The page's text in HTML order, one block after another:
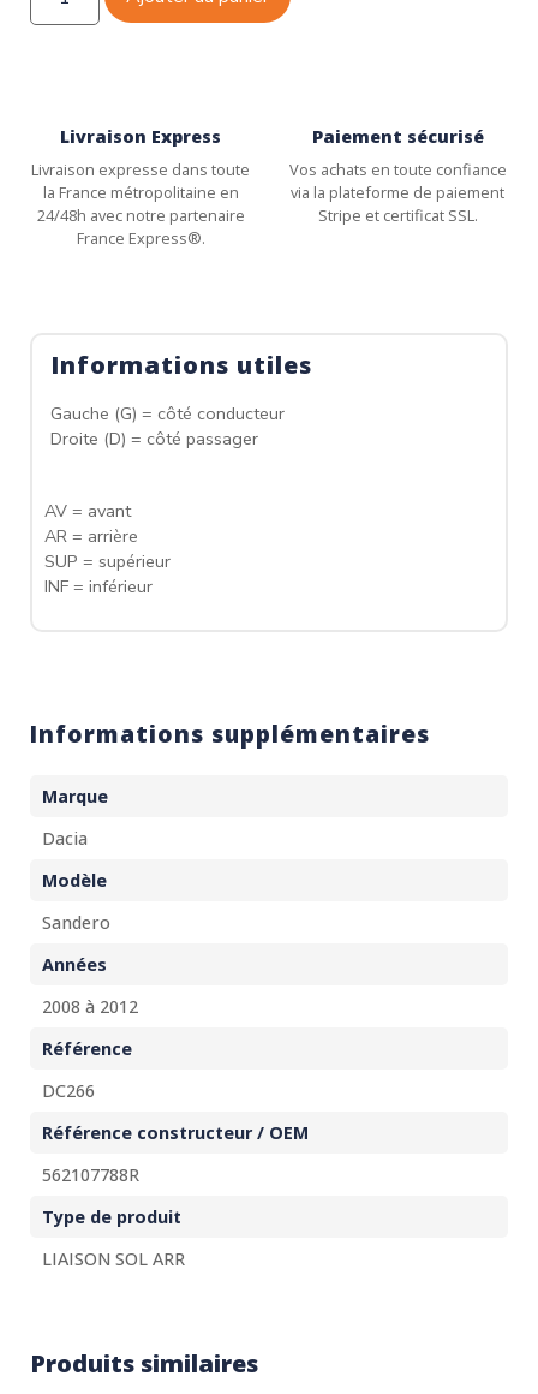
Livraison Express
Livraison expresse dans toute
la France métropolitaine en
24/48h avec notre partenaire
France Express®.
Paiement sécurisé
Vos achats en toute confiance
via la plateforme de paiement
Stripe et certificat SSL.
Informations utiles
Gauche (G) = côté conducteur
Droite (D) = côté passager
AV = avant
AR = arrière
SUP = supérieur
INF = inférieur
Informations supplémentaires
Marque
Dacia
Modèle
Sandero
Années
2008 à 2012
Référence
DC266
Référence constructeur / OEM
562107788R
Type de produit
LIAISON SOL ARR
Produits similaires